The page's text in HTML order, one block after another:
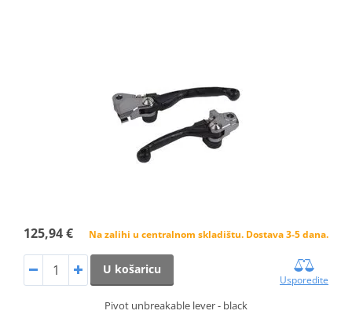
125,94 € Na zalihi u centralnom skladištu. Dostava 3-5 dana.
U košaricu
Usporedite
Pivot unbreakable lever - black